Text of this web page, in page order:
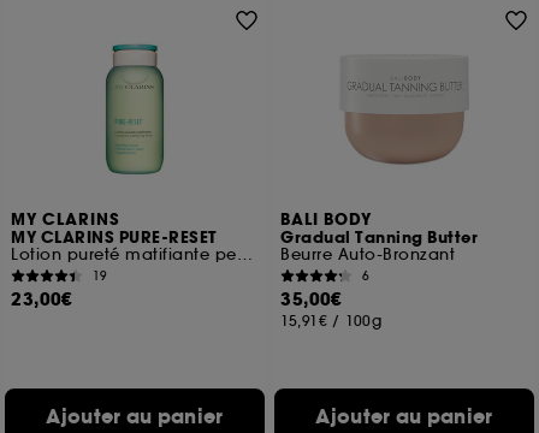
MY CLARINS
MY CLARINS PURE-RESET
Lotion pureté matifiante peaux mixtes à grasses
19
23,00€
Ajouter au panier
BALI BODY
Gradual Tanning Butter
Beurre Auto-Bronzant
6
35,00€
15,91€ / 100g
Ajouter au panier